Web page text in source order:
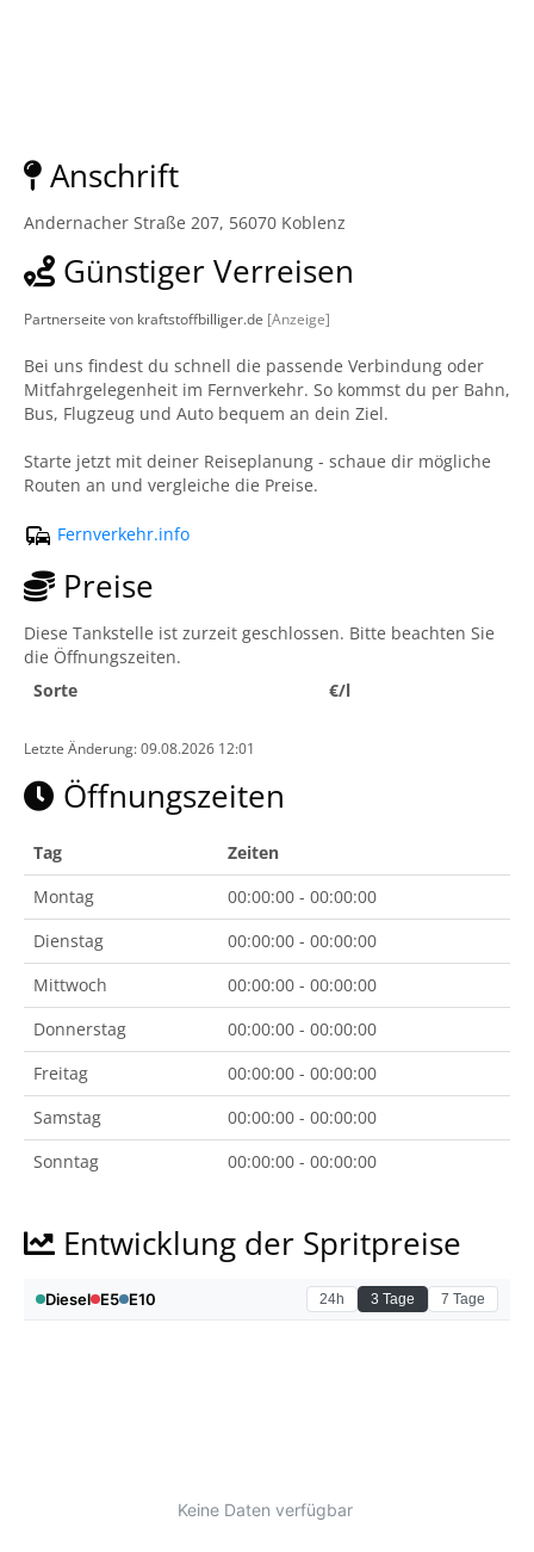
Anschrift
Andernacher Straße 207, 56070 Koblenz
Günstiger Verreisen
Partnerseite von kraftstoffbilliger.de [Anzeige]
Bei uns findest du schnell die passende Verbindung oder
Mitfahrgelegenheit im Fernverkehr. So kommst du per Bahn,
Bus, Flugzeug und Auto bequem an dein Ziel.
Starte jetzt mit deiner Reiseplanung - schaue dir mögliche
Routen an und vergleiche die Preise.
Fernverkehr.info
Preise
Diese Tankstelle ist zurzeit geschlossen. Bitte beachten Sie
die Öffnungszeiten.
Sorte
€/l
Letzte Änderung: 09.08.2026 12:01
Öffnungszeiten
Tag
Zeiten
Montag
00:00:00 - 00:00:00
Dienstag
00:00:00 - 00:00:00
Mittwoch
00:00:00 - 00:00:00
Donnerstag
00:00:00 - 00:00:00
Freitag
00:00:00 - 00:00:00
Samstag
00:00:00 - 00:00:00
Sonntag
00:00:00 - 00:00:00
Entwicklung der Spritpreise